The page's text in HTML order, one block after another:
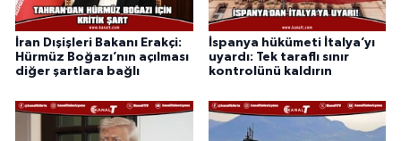
İran Dışişleri Bakanı Erakçi:
Hürmüz Boğazı’nın açılması
diğer şartlara bağlı
İspanya hükümeti İtalya’yı
uyardı: Tek taraflı sınır
kontrolünü kaldırın